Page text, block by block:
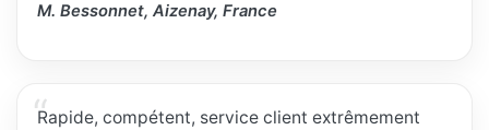
M. Bessonnet, Aizenay, France
Rapide, compétent, service client extrêmement